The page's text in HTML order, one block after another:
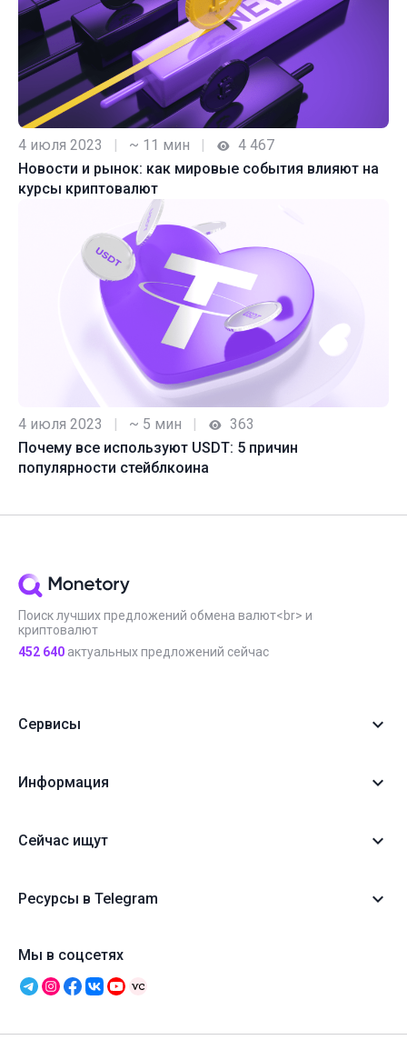
4 июля 2023 ~ 11 мин
4 467
Новости и рынок: как мировые события влияют на
курсы криптовалют
4 июля 2023 ~ 5 мин
363
Почему все используют USDT: 5 причин
популярности стейблкоина
Поиск лучших предложений обмена валют<br> и
криптовалют
452 640 актуальных предложений сейчас
Сервисы
Информация
Сейчас ищут
Ресурсы в Telegram
Мы в соцсетях